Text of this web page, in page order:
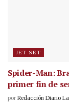
JET SET
Spider-Man:
primer fin de
por Redacción Diario